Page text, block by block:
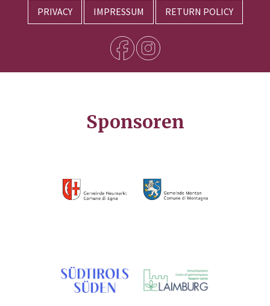
PRIVACY IMPRESSUM RETURN POLICY
Sponsoren